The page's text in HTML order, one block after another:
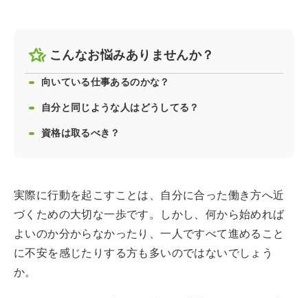
こんなお悩みありませんか？
向いている仕事あるのかな？
自分と同じような人はどうしてる？
資格は取るべき？
実際に行動を起こすことは、自分に合った働き方へ近
づくための大切な一歩です。しかし、何から始めれば
よいのか分からなかったり、一人ですべて進めること
に不安を感じたりする方も多いのではないでしょう
か。